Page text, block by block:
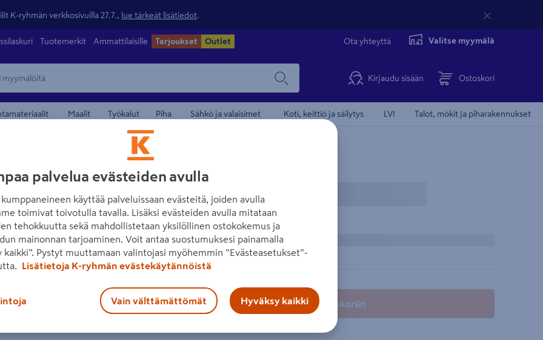
K-ryhmän verkkosivuilla 27.7., lue tärkeät lisätiedot
Tuotemerkit Ammattilaisille Tarjoukset Outlet Ota yhteyttä Valitse myymälä
Kirjaudu sisään Ostoskori
Maalit Työkalut Piha Sähkö ja valaisimet Koti, keittiö ja säilytys LVI Talot, mökit ja piharakennukset
Lue koko tuotekuvaus
Lisää ostoskoriin
palvelua evästeiden avulla
käyttää palveluissaan evästeitä, joiden avulla
toimivat toivotulla tavalla. Lisäksi evästeiden avulla mitataan
tehokkuutta sekä mahdollistetaan yksilöllinen ostokokemus ja
mainonnan tarjoaminen. Voit antaa suostumuksesi painamalla
kaikki”. Pystyt muuttamaan valintojasi myöhemmin ”Evästeasetukset”-
Lisätietoja K-ryhmän evästekäytännöistä
Vain välttämättömät Hyväksy kaikki